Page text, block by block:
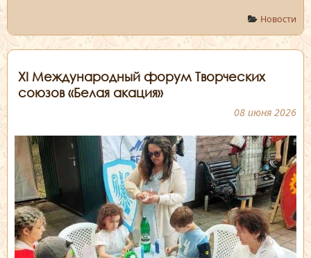
Новости
XI Международный форум Творческих
союзов «Белая акация»
08 июня 2026